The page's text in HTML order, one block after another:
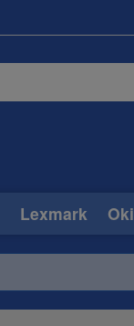
Lexmark Oki